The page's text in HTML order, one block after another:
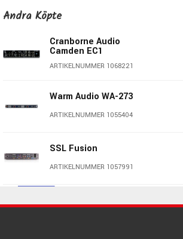
Focusrite Scarlett
OctoPre
ARTIKELNUMMER 1052354
Audient EVO SP8
Golden Age Project
ART Solo MPA Multi-
Preamplifier
Andra Köpte
Cranborne Audio
Camden EC1
ARTIKELNUMMER 1068221
Warm Audio WA-273
ARTIKELNUMMER 1055404
SSL Fusion
ARTIKELNUMMER 1057991
Rupert Neve Designs